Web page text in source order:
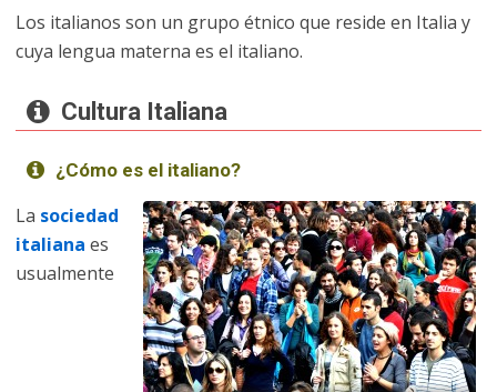
Los italianos son un grupo étnico que reside en Italia y
cuya lengua materna es el italiano.
Cultura Italiana
¿Cómo es el italiano?
La sociedad
italiana es
usualmente